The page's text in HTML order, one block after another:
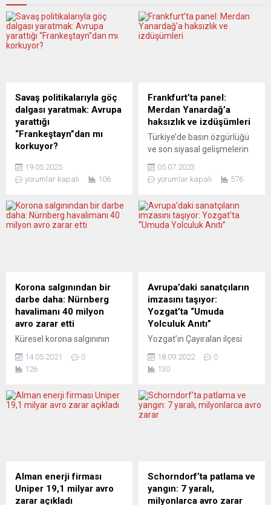
Savaş politikalarıyla göç
dalgası yaratmak: Avrupa
yarattığı
“Frankeştayn”dan mı
korkuyor?
maskesi düşüyor. Londra
semalarında 1940’ta Nazi
metroya sığınamayan işçiler,
bugün Starmer hükümetinin
yaşlılara bakan, hastaneleri
ayakta tutan emekçiler. Peki
İngiltere, AB’den
ayrılmasına rağmen nasıl
dahil oldu? Gazze’de susan
Avrupa, neden Ukrayna...
19.05.2025
yorumlar kapalı
106
Frankfurt’ta panel:
Merdan Yanardağ’a
haksızlık ve izdüşümleri
Türkiye’de basın özgürlüğü
ve son siyasal gelişmelerin
Merdan Yanardağ’ın tüm
hukuk kuralları çiğnenerek
çerçevesinde Frankfurt’ta
masaya yatırılıyor. Haziran
Almanya’da sürdüren yazar
Yener Orkunoğlu ile
gazeteciler Gürsel Köksal ve
Osman Çutsay birer sunum
kitaplarıyla da geniş...
05.07.2023
yorumlar kapalı
576
Korona salgınından bir
darbe daha: Nürnberg
havalimanı 40 milyon
avro zarar etti
Küresel korona salgınının
seyahat alanını derinden
etkiliyor. Nürnberg
nasibini aldı. Geçtiğimiz
senelerde zarar etmediği
korona nedeniyle 2020
senesinde 40 milyon avro
zarar ettiğini açıklandı.
14.05.2021
0
126
Avrupa’daki sanatçıların
imzasını taşıyor:
Yozgat’ta “Umuda
Yolculuk Anıtı”
Yozgat’ın Çayıralan ilçesi
yurtdışına göç etmiş birinci
kuşak işçilerin anısı
değişik ülkelerinde yaşayan
sanatçı, dernek yöneticisi ve
Yozgat’ın Çayıralan ilçesi
Eski Hal Mevkii’nde açıldı.
Anıtın açılışında Çayıralan
18.09.2022
0
130
Alman enerji firması
Uniper 19,1 milyar avro
zarar açıkladı
Schorndorf’ta patlama ve
yangın: 7 yaralı,
milyonlarca avro zarar